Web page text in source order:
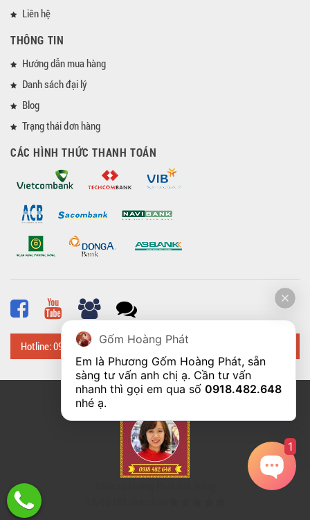
Liên hệ
THÔNG TIN
Hướng dẫn mua hàng
Danh sách đại lý
Blog
Trạng thái đơn hàng
CÁC HÌNH THỨC THANH TOÁN
Hotline: 0918 482 648
© Bản quyền thuộc về
Gốm Hoàng Phát
Em là Phương Gốm Hoàng Phát, sẵn
sàng tư vấn anh chị ạ. Cần tư vấn
nhanh thì gọi em qua số 0918.482.648
nhé ạ.
1